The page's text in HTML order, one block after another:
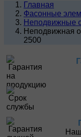
Главная
Фасонные
Неподвижные
Неподвижная
2500